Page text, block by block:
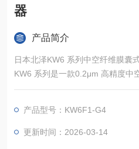
器
产品简介
日本北泽KW6 系列中空纤维膜囊
KW6 系列是一款0.2μm 高精度中
疗制药、餐饮、工业水处理等场
积小巧、安装便捷，兼具长寿耐
英寸管与 G1/2 螺纹两种接口，适
产品型号：KW6F1-G4
更新时间：2026-03-14